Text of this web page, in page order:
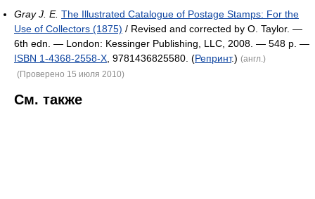
Gray J. E. The Illustrated Catalogue of Postage Stamps: For the
Use of Collectors (1875) / Revised and corrected by O. Taylor. —
6th edn. — London: Kessinger Publishing, LLC, 2008. — 548 p. —
ISBN 1-4368-2558-X , 9781436825580. (Репринт.) (англ.)
(Проверено 15 июля 2010)
См. также